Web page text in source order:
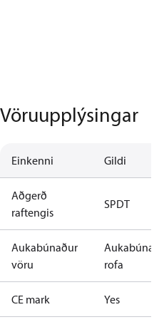
Vöruupplýsingar
Einkenni Gildi
Aðgerð
raftengis
SPDT
Aukabúnaður
vöru
Aukabúnaður
rofa
CE mark Yes